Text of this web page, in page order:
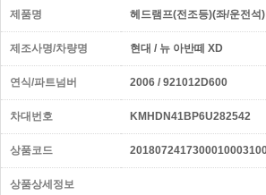
제품명 헤드램프(전조등)(좌/운전석)
제조사명/차량명 현대 / 뉴 아반떼 XD
연식/파트넘버 2006 / 921012D600
차대번호 KMHDN41BP6U282542
상품코드
상품상세정보